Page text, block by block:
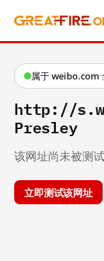
属于 weibo.com·
http://
Presley
该网址尚未被测试
立即测试该网址